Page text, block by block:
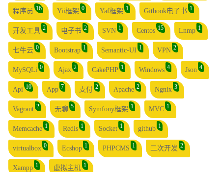
程序员 16 Yii框架 0 Yaf框架 1 Gitbook电子书 1
开发工具 2 电子书 2 SVN 1 Centos 15 Lnmp 1
七牛云 0 Bootstrap 1 Semantic-UI 1 VPN 2
MySQLi 0 Ajax 2 CakePHP 1 Windows 4 Json 4
Api 10 App 7 支付 2 Apache 2 Ngnix 3
Vagrant 2 无聊 5 Symfony框架 1 MVC 1
Memcache 1 Redis 1 Socket 1 github 1
virtualbox 0 Ecshop 1 PHPCMS 1 二次开发 2
Xampp 1 虚拟主机 1